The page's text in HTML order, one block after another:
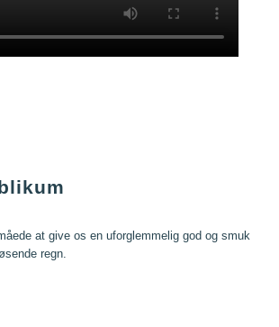
at give os en uforglemmelig god og smuk
regn.